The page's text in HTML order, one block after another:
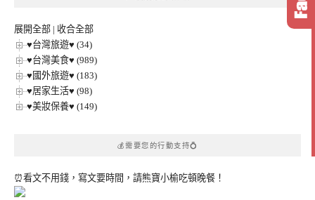
展開全部 | 收合全部
♥台灣旅遊♥ (34)
♥台灣美食♥ (989)
♥國外旅遊♥ (183)
♥居家生活♥ (98)
♥美妝保養♥ (149)
💰需要您的行動支持💍
⏰看文不用錢，寫文要時間，請熊寶小榆吃頓晚餐！